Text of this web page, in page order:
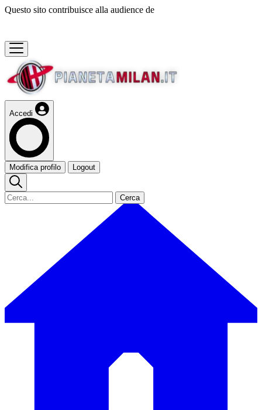
Questo sito contribuisce alla audience de
Accedi
Modifica profilo Logout
Cerca